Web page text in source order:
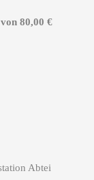
80,00 €
Abtei